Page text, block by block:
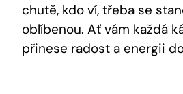
chutě, kdo ví, třeba se
oblíbenou. Ať vám každá
přinese radost a energii